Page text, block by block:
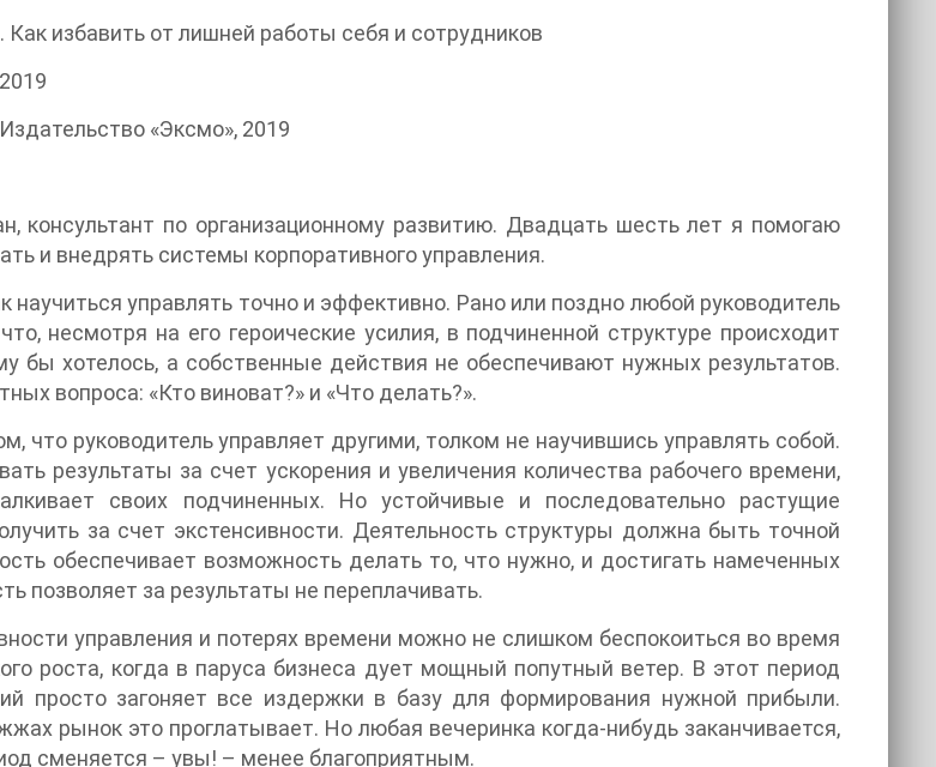
избавить от лишней работы себя и сотрудников
«Эксмо», 2019
консультант по организационному развитию. Двадцать шесть лет я помогаю
и внедрять системы корпоративного управления.
научиться управлять точно и эффективно. Рано или поздно любой руководитель
несмотря на его героические усилия, в подчиненной структуре происходит
бы хотелось, а собственные действия не обеспечивают нужных результатов.
вопроса: «Кто виноват?» и «Что делать?».
что руководитель управляет другими, толком не научившись управлять собой.
результаты за счет ускорения и увеличения количества рабочего времени,
своих подчиненных. Но устойчивые и последовательно растущие
за счет экстенсивности. Деятельность структуры должна быть точной
обеспечивает возможность делать то, что нужно, и достигать намеченных
позволяет за результаты не переплачивать.
управления и потерях времени можно не слишком беспокоиться во время
роста, когда в паруса бизнеса дует мощный попутный ветер. В этот период
просто загоняет все издержки в базу для формирования нужной прибыли.
рынок это проглатывает. Но любая вечеринка когда-нибудь заканчивается,
сменяется – увы! – менее благоприятным.